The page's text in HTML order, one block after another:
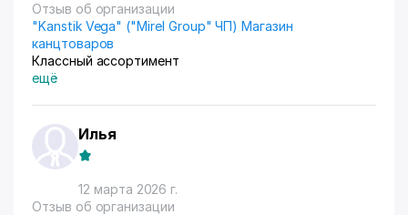
Отзыв об организации
"Kanstik Vega" ("Mirel Group" ЧП) Магазин
канцтоваров
Классный ассортимент
ещё
Илья
12 марта 2026 г.
Отзыв об организации